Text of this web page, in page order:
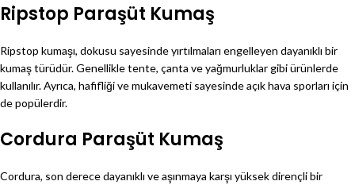
Ripstop Paraşüt Kumaş
Ripstop kumaşı, dokusu sayesinde yırtılmaları engelleyen dayanıklı bir
kumaş türüdür. Genellikle tente, çanta ve yağmurluklar gibi ürünlerde
kullanılır. Ayrıca, hafifliği ve mukavemeti sayesinde açık hava sporları için
de popülerdir.
Cordura Paraşüt Kumaş
Cordura, son derece dayanıklı ve aşınmaya karşı yüksek dirençli bir